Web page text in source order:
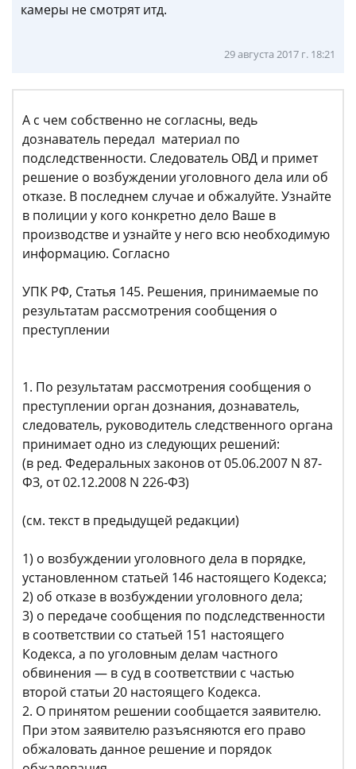
камеры не смотрят итд.
29 августа 2017 г. 18:21
А с чем собственно не согласны, ведь
дознаватель передал материал по
подследственности. Следователь ОВД и примет
решение о возбуждении уголовного дела или об
отказе. В последнем случае и обжалуйте. Узнайте
в полиции у кого конкретно дело Ваше в
производстве и узнайте у него всю необходимую
информацию. Согласно
УПК РФ, Статья 145. Решения, принимаемые по
результатам рассмотрения сообщения о
преступлении
1. По результатам рассмотрения сообщения о
преступлении орган дознания, дознаватель,
следователь, руководитель следственного органа
принимает одно из следующих решений:
(в ред. Федеральных законов от 05.06.2007 N 87-
ФЗ, от 02.12.2008 N 226-ФЗ)
(см. текст в предыдущей редакции)
1) о возбуждении уголовного дела в порядке,
установленном статьей 146 настоящего Кодекса;
2) об отказе в возбуждении уголовного дела;
3) о передаче сообщения по подследственности
в соответствии со статьей 151 настоящего
Кодекса, а по уголовным делам частного
обвинения — в суд в соответствии с частью
второй статьи 20 настоящего Кодекса.
2. О принятом решении сообщается заявителю.
При этом заявителю разъясняются его право
обжаловать данное решение и порядок